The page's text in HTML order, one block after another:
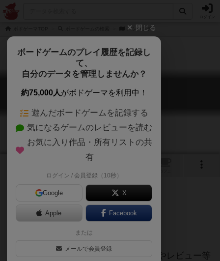
パンダンテ
パンダンテ
Pandante
FantasyStrike ポーカー パンダ
ご協力ください
当サイトに掲載されている作品説明文やレビュー等
閉じる
ボードゲームのプレイ履歴を記録し
て、
自分のデータを管理しませんか？
約75,000人がボドゲーマを利用中！
遊んだボードゲームを記録する
気になるゲームのレビューを読む
お気に入り作品・所有リストの共
有
ログイン / 会員登録（10秒）
Google X
Apple Facebook
または
メールで会員登録